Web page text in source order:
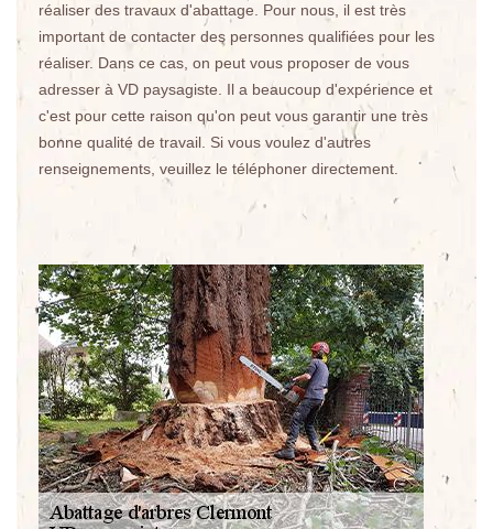
réaliser des travaux d'abattage. Pour nous, il est très
important de contacter des personnes qualifiées pour les
réaliser. Dans ce cas, on peut vous proposer de vous
adresser à VD paysagiste. Il a beaucoup d'expérience et
c'est pour cette raison qu'on peut vous garantir une très
bonne qualité de travail. Si vous voulez d'autres
renseignements, veuillez le téléphoner directement.